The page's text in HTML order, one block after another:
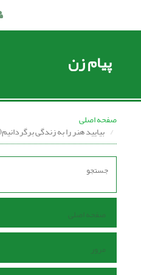
پیام زن
صفحه اصلی
بیایید هنر را به زندگی
صفحه اصلی
مرور